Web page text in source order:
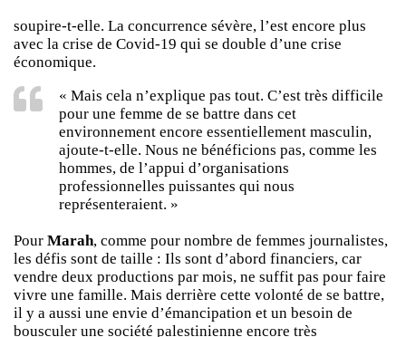
soupire-t-elle. La concurrence sévère, l’est encore plus
avec la crise de Covid-19 qui se double d’une crise
économique.
« Mais cela n’explique pas tout. C’est très difficile
pour une femme de se battre dans cet
environnement encore essentiellement masculin,
ajoute-t-elle. Nous ne bénéficions pas, comme les
hommes, de l’appui d’organisations
professionnelles puissantes qui nous
représenteraient. »
Pour Marah, comme pour nombre de femmes journalistes,
les défis sont de taille : Ils sont d’abord financiers, car
vendre deux productions par mois, ne suffit pas pour faire
vivre une famille. Mais derrière cette volonté de se battre,
il y a aussi une envie d’émancipation et un besoin de
bousculer une société palestinienne encore très